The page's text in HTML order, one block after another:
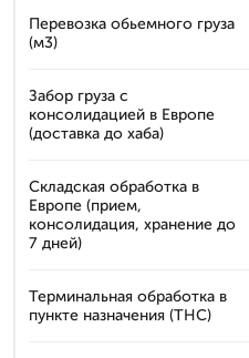
Перевозка обьемного груза
(м3)
Забор груза с
консолидацией в Европе
(доставка до хаба)
Складская обработка в
Европе (прием,
консолидация, хранение до
7 дней)
Терминальная обработка в
пункте назначения (THC)